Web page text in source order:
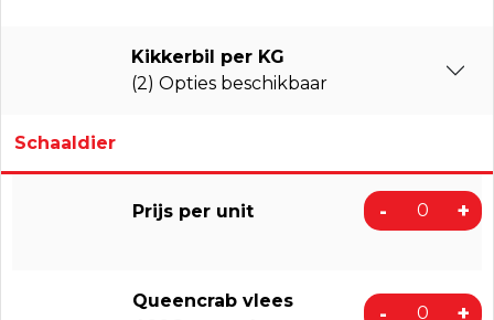
Kikkerbil per KG
(2) Opties beschikbaar
Schaaldier
Prijs per unit - +
Queencrab vlees
- +